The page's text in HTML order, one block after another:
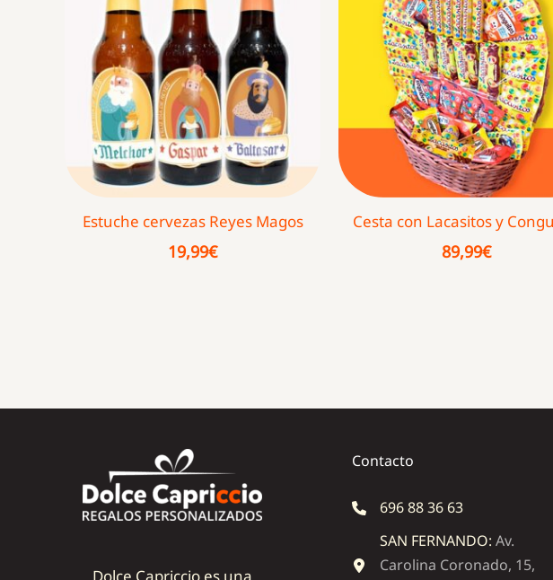
Estuche cervezas Reyes Magos
19,99€
Cesta con Lacasitos y
89,99€
Contacto
696 88 36 63
SAN FERNANDO: Av.
Carolina Coronado, 15,